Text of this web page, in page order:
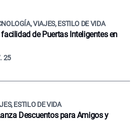
VIAJES, ESTILO DE VIDA
de Puertas Inteligentes en
25
ESTILO DE VIDA
Descuentos para Amigos y